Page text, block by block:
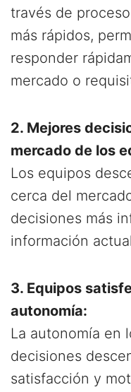
través de
más rápidos,
responder
mercado o
2. Mejores
mercado de los
Los equipos
cerca del
decisiones más
información
3. Equipos
autonomía:
La autonomía en
decisiones
satisfacción y